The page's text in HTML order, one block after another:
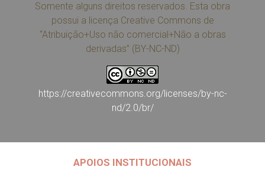
Somente alguns direitos reservados. Esta obra
possui a licença Creative Commons de
“Atribuição+Uso não comercial+Não a obras
derivadas” (BY-NC-ND)
https://creativecommons.org/licenses/by-nc-
nd/2.0/br/
APOIOS INSTITUCIONAIS